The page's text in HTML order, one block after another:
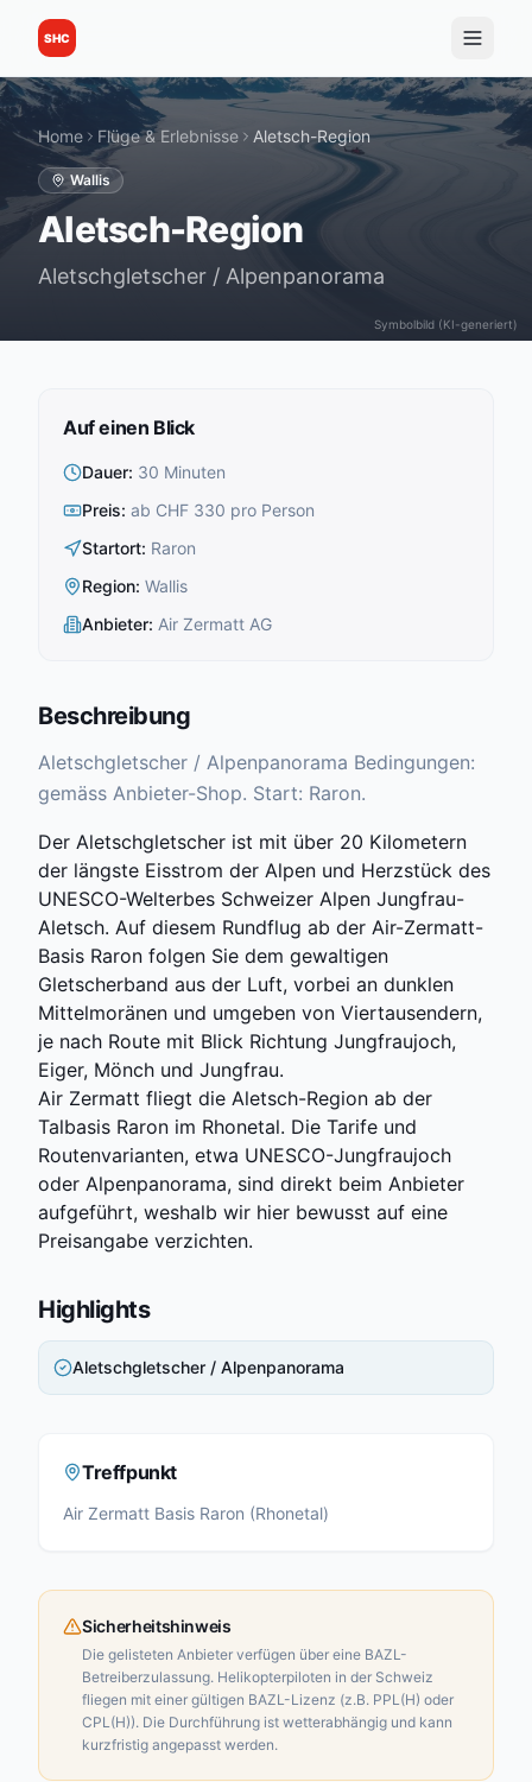
SHC
Symbolbild (KI-generiert)
Home Flüge & Erlebnisse Aletsch-Region
Wallis
Aletsch-Region
Aletschgletscher / Alpenpanorama
Auf einen Blick
Dauer: 30 Minuten
Preis: ab CHF 330 pro Person
Startort: Raron
Region: Wallis
Anbieter: Air Zermatt AG
Beschreibung
Aletschgletscher / Alpenpanorama Bedingungen:
gemäss Anbieter-Shop. Start: Raron.
Der Aletschgletscher ist mit über 20 Kilometern
der längste Eisstrom der Alpen und Herzstück des
UNESCO-Welterbes Schweizer Alpen Jungfrau-
Aletsch. Auf diesem Rundflug ab der Air-Zermatt-
Basis Raron folgen Sie dem gewaltigen
Gletscherband aus der Luft, vorbei an dunklen
Mittelmoränen und umgeben von Viertausendern,
je nach Route mit Blick Richtung Jungfraujoch,
Eiger, Mönch und Jungfrau.
Air Zermatt fliegt die Aletsch-Region ab der
Talbasis Raron im Rhonetal. Die Tarife und
Routenvarianten, etwa UNESCO-Jungfraujoch
oder Alpenpanorama, sind direkt beim Anbieter
aufgeführt, weshalb wir hier bewusst auf eine
Preisangabe verzichten.
Highlights
Aletschgletscher / Alpenpanorama
Treffpunkt
Air Zermatt Basis Raron (Rhonetal)
Sicherheitshinweis
Die gelisteten Anbieter verfügen über eine BAZL-
Betreiberzulassung. Helikopterpiloten in der Schweiz
fliegen mit einer gültigen BAZL-Lizenz (z.B. PPL(H) oder
CPL(H)). Die Durchführung ist wetterabhängig und kann
kurzfristig angepasst werden.